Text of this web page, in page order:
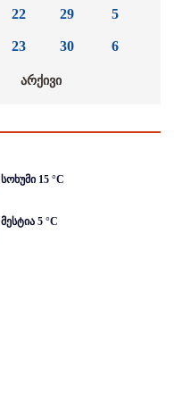
22
23
29
30
5
6
სოხუმი 15 °C
მესტია 5 °C